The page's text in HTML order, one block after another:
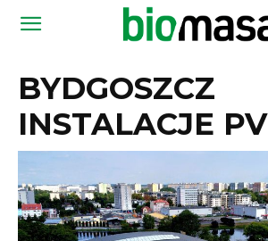
Magazyn
BYDGOSZCZ
INSTALACJE PV